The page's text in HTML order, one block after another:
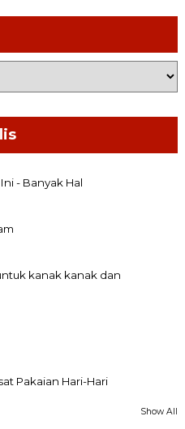
- Banyak Hal
kanak kanak dan
Pakaian Hari-Hari
Show All